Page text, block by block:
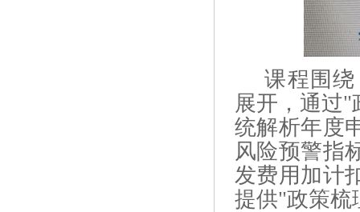
课程围绕
展开，通过"
统解析年度
风险预警指
发费用加计
提供"政策梳